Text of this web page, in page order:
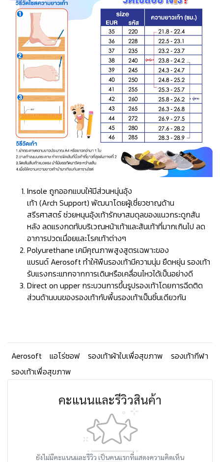
Insole ถูกออกแบบให้มีส่วนหนุ่นอุ้ง
เท้า (Arch Support) พัฒนาโดยผู้เชี่ยวชาญด้าน
สรีรศาสตร์ ช่วยหนุนอุ้งเท้ารักษาสมดุลของแนวกระดูกสัน
หลัง ลดแรงกดทับบริเวณหน้าเท้าและส้นเท้าที่มากเกินไป ลด
อาการปวดเมื่อยและโรคเท้าต่างๆ
Polyurethane เคมีคุณภาพสูงสูตรเฉพาะของ
แบรนด์ Aerosoft ทำให้พืนรองเท้ามีความนุ่ม ยืดหยุ่น รองเท้า
รับแรงกระแทกจากการเดินหรือเคลื่อนไหวได้เป็นอย่างดี
Direct on upper กระบวนการขึ้นรูปรองเท้าโดยการฉีดติด
ส่วนด้านบนของรองเท้ากับพื้นรองเท้าเป็นชิ้นเดียวกัน
Aerosoft แอโร่ซอฟ รองเท้าผ้าใบเพื่อสุขภาพ
รองเท้ากีฬา
รองเท้าเพื่อสุขภาพ
คะแนนและรีวิวสินค้า
ยังไม่มีคะแนนและรีวิว เป็นคนแรกที่แสดงความคิดเห็น